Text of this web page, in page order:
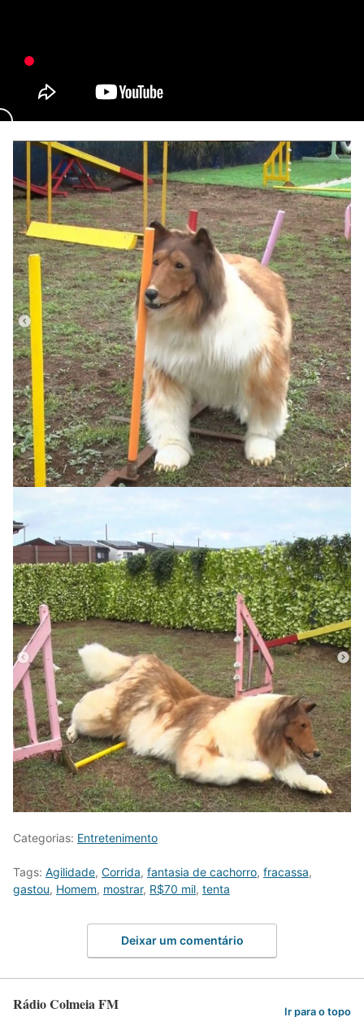
Categorias: Entretenimento
Tags: Agilidade, Corrida, fantasia de cachorro, fracassa,
gastou, Homem, mostrar, R$70 mil, tenta
Deixar um comentário
Rádio Colmeia FM Ir para o topo